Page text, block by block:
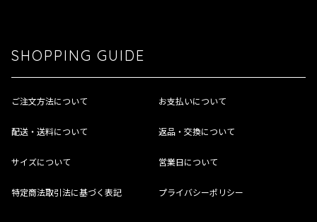
SHOPPING GUIDE
ご注文方法について お支払いについて
配送・送料について 返品・交換について
サイズについて 営業日について
特定商法取引法に基づく表記 プライバシーポリシー